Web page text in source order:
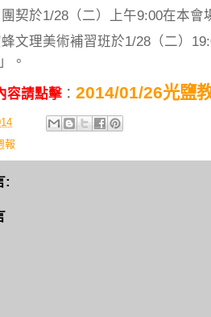
契於1/28（二）上午9:00在本會
文理美術補習班於1/28（二）
。
容請點擊 ： 2014/01/26光鹽
報
: